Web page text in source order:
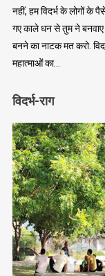
नहीं, हम विदर्भ के लोगों के
गए काले धन से तुम ने बनवाए
बनने का नाटक मत करो.
महात्माओं का…
विदर्भ-राग